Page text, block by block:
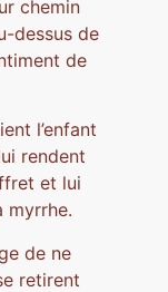
chemin
dessus de
de
l’enfant
rendent
et lui
myrrhe.
de ne
retirent